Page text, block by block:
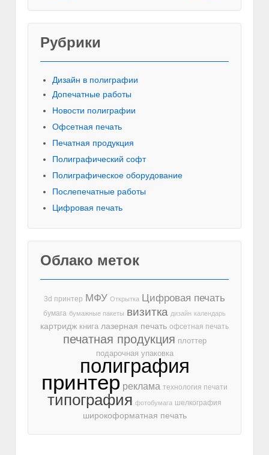
Рубрики
Дизайн в полиграфии
Допечатные работы
Новости полиграфии
Офсетная печать
Печатная продукция
Полиграфический софт
Полиграфическое оборудование
Послепечатные работы
Цифровая печать
Облако меток
3d принтер МФУ Открытка Цифровая печать
бумага бумажные пакеты визитка дизайн календарь
картридж книга лазерная печать офсетная печать
печатная продукция плоттер
подарочная упаковка
полиграфия
принтер реклама технология печати
типография фотобумага шелкография
широкоформатная печать